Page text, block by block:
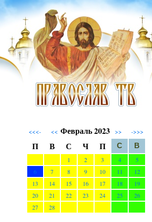
<<<- << Февраль 2023 >> ->>>
П В С Ч П С
В
1
2 3 4
5
6
7 8 9 10 11
12
13
14 15 16 17 18
19
20
21 22 23 24 25
26
27
28